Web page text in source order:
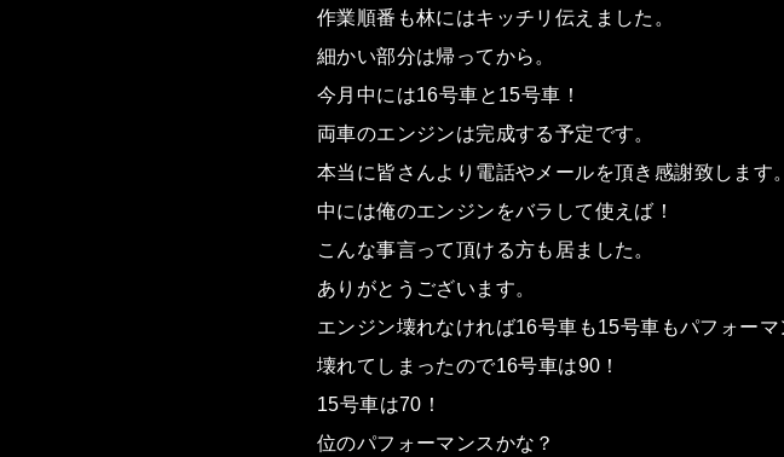
作業順番も林にはキッチリ伝えました。
細かい部分は帰ってから。
今月中には16号車と15号車！
両車のエンジンは完成する予定です。
本当に皆さんより電話やメールを頂き感謝致します。
中には俺のエンジンをバラして使えば！
こんな事言って頂ける方も居ました。
ありがとうございます。
エンジン壊れなければ16号車も15号車もパフォーマ
壊れてしまったので16号車は90！
15号車は70！
位のパフォーマンスかな？